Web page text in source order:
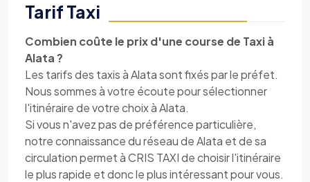
Tarif Taxi
Combien coûte le prix d'une course de Taxi à
Alata ?
Les tarifs des taxis à Alata sont fixés par le préfet.
Nous sommes à votre écoute pour sélectionner
l'itinéraire de votre choix à Alata.
Si vous n'avez pas de préférence particulière,
notre connaissance du réseau de Alata et de sa
circulation permet à CRIS TAXI de choisir l'itinéraire
le plus rapide et donc le plus intéressant pour vous.